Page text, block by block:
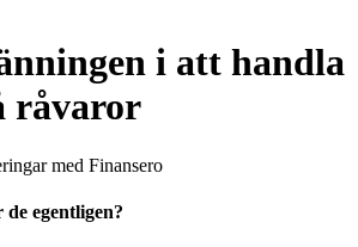
i att handla
råvaror
med Finansero
egentligen?